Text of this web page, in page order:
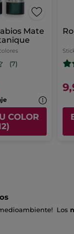
Mate
(7)
COLOR
Los